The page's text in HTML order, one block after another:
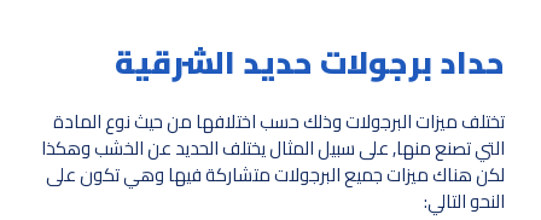
حداد برجولات حديد الشرقية
تختلف ميزات البرجولات وذلك حسب اختلافها من حيث نوع المادة
التي تصنع منها, على سبيل المثال يختلف الحديد عن الخشب وهكذا
لكن هناك ميزات جميع البرجولات متشاركة فيها وهي تكون على
النحو التالي: